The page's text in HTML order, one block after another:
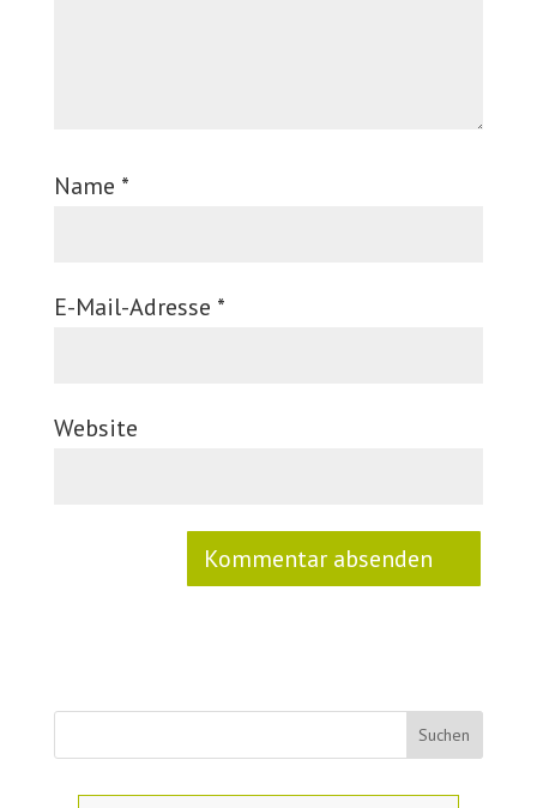
Name *
E-Mail-Adresse *
Website